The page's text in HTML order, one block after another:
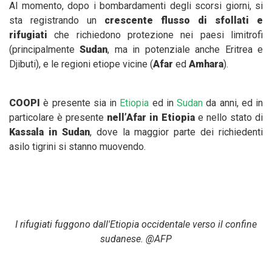
Al momento, dopo i bombardamenti degli scorsi giorni, si
sta registrando un crescente flusso di sfollati e
rifugiati che richiedono protezione nei paesi limitrofi
(principalmenteSudan, ma in potenziale anche Eritrea e
Djibuti), e le regioni etiope vicine (Afar ed Amhara).
COOPI è presente sia in Etiopia ed in Sudan da anni, ed in
particolare è presente nell’Afar in Etiopiae nello stato di
Kassala in Sudan, dove la maggior parte dei richiedenti
asilo tigrini si stanno muovendo.
I rifugiati fuggono dall'Etiopia occidentale verso il confine
sudanese. @AFP